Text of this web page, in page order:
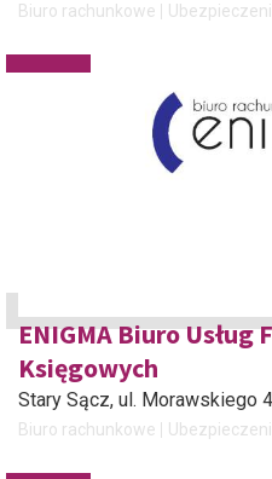
Biuro rachunkowe
ENIGMA Biuro Usług
Księgowych
Stary Sącz, ul. Morawskiego
Biuro rachunkowe